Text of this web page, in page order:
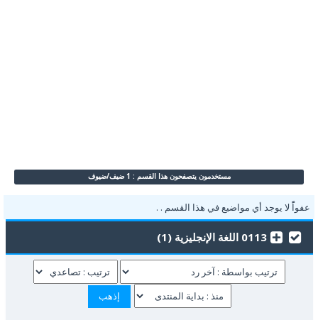
مستخدمون يتصفحون هذا القسم : 1 ضيف/ضيوف
عفواًً لا يوجد أي مواضيع في هذا القسم . .
0113 اللغة الإنجليزية (1)